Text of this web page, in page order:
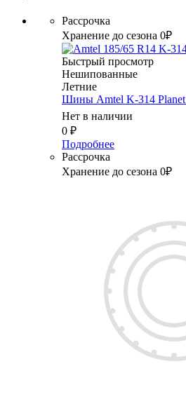
Рассрочка
Хранение до сезона 0₽
Быстрый просмотр
Нешипованные
Летние
Шины Amtel K-314 Planet
Нет в наличии
0 ₽
Подробнее
Рассрочка
Хранение до сезона 0₽